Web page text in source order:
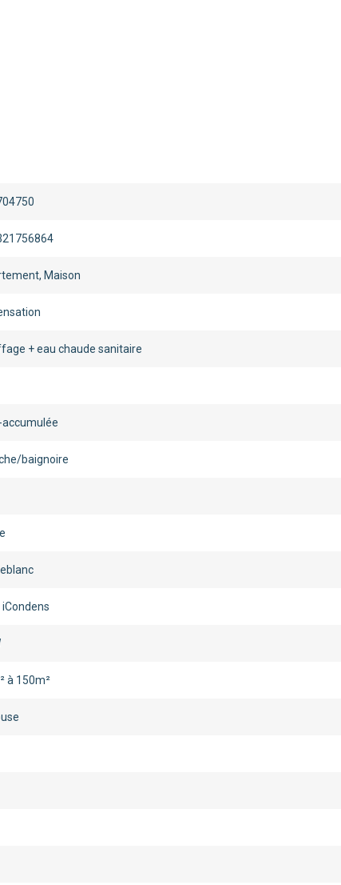
Maison
+ eau chaude sanitaire
accumulée
baignoire
iCondens
à 150m²